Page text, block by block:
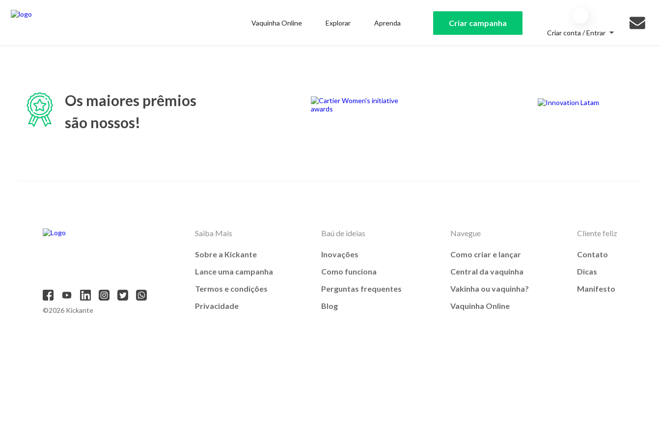
Vaquinha Online Explorar Aprenda Criar campanha
Criar conta / Entrar
Os maiores prêmios
são nossos!
©2026 Kickante
Saiba Mais
Sobre a Kickante
Lance uma campanha
Termos e condições
Privacidade
Baú de ideias
Inovações
Como funciona
Perguntas frequentes
Blog
Navegue
Como criar e lançar
Central da vaquinha
Vakinha ou vaquinha?
Vaquinha Online
Cliente feliz
Contato
Dicas
Manifesto